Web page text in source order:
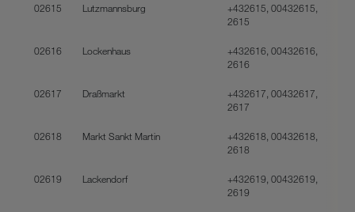
02615 Lutzmannsburg
+432615, 00432615,
2615
02616 Lockenhaus
+432616, 00432616,
2616
02617 Draßmarkt
+432617, 00432617,
2617
02618 Markt Sankt Martin
+432618, 00432618,
2618
02619 Lackendorf
+432619, 00432619,
2619